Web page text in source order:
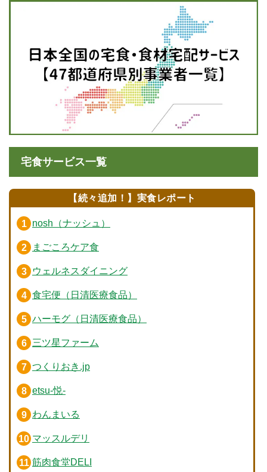
宅食サービス一覧
【続々追加！】実食レポート
nosh（ナッシュ）
まごころケア食
ウェルネスダイニング
食宅便（日清医療食品）
ハーモグ（日清医療食品）
三ツ星ファーム
つくりおき.jp
etsu-悦-
わんまいる
マッスルデリ
筋肉食堂DELI